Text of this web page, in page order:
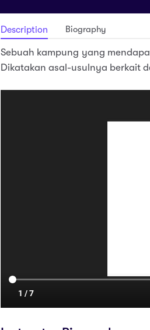
Description Biography
Sebuah kampung yang
Dikatakan asal-usulnya berkait